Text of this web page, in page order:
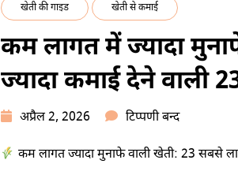
खेती की गाइड खेती से कमाई
कम लागत में ज्यादा
ज्यादा कमाई देने वाली
अप्रैल 2, 2026 टिप्पणी बन्दकम
में
कम लागत ज्यादा मुनाफे वाली खेती: 23